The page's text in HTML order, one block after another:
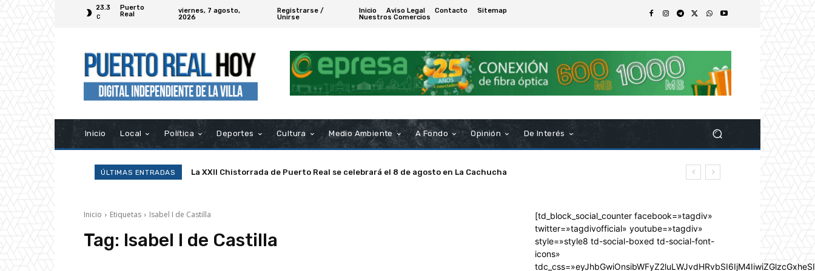
23.3
C
Puerto
Real
viernes, 7 agosto,
2026
Registrarse /
Unirse
Inicio Aviso Legal Contacto
Sitemap
Nuestros Comercios
Inicio Local Política Deportes Cultura Medio Ambiente A Fondo Opinión De Interés
ÚLTIMAS ENTRADAS La XXII Chistorrada de Puerto Real se celebrará el 8 de agosto en La Cachucha
Inicio Etiquetas Isabel I de Castilla
Tag: Isabel I de Castilla
[td_block_social_counter facebook=»tagdiv»
twitter=»tagdivofficial» youtube=»tagdiv»
style=»style8 td-social-boxed td-social-font-
icons»